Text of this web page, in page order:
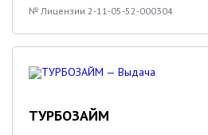
№ Лицензии 2-11-05-52-000304
ТУРБОЗАЙМ